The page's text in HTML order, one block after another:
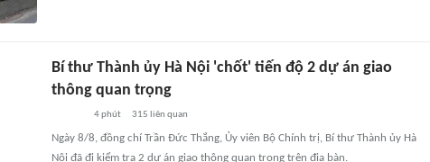
Bí thư Thành ủy Hà Nội 'chốt' tiến độ 2 dự án giao
thông quan trọng
4 phút 315 liên quan
Ngày 8/8, đồng chí Trần Đức Thắng, Ủy viên Bộ Chính trị, Bí thư Thành ủy Hà
Nội đã đi kiểm tra 2 dự án giao thông quan trọng trên địa bàn.